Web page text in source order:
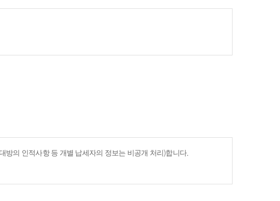
의 인적사항 등 개별 납세자의 정보는 비공개 처리)합니다.